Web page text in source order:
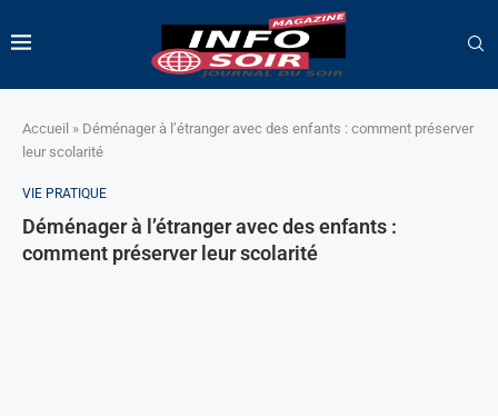
Accueil » Déménager à l’étranger avec des enfants : comment préserver
leur scolarité
VIE PRATIQUE
Déménager à l’étranger avec des enfants :
comment préserver leur scolarité